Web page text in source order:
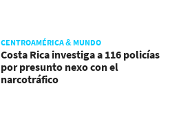
CENTROAMÉRICA & MUNDO
Costa Rica investiga a 116 policías
por presunto nexo con el
narcotráfico